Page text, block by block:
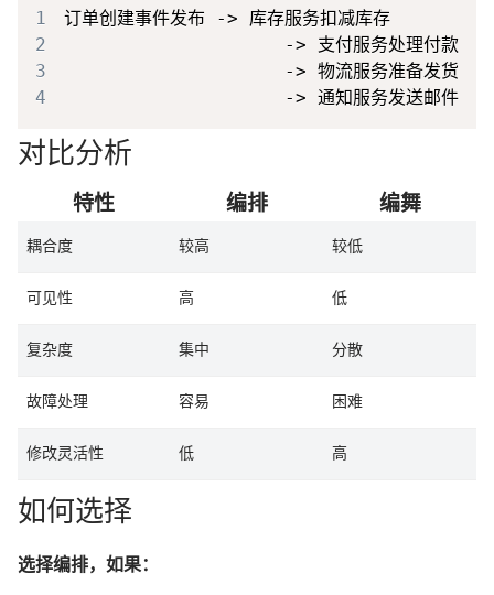
1
2
3
4
对比分析
特性 编排 编舞
耦合度 较高 较低
可见性 高 低
复杂度 集中 分散
故障处理 容易 困难
修改灵活性 低 高
如何选择
选择编排，如果：